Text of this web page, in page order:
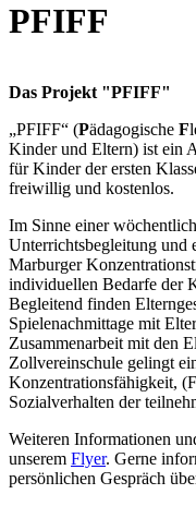
PFIFF
Das Projekt "PFIFF"
„PFIFF“ (Pädagogische F
Kinder und Eltern) ist ein
für Kinder der ersten
freiwillig und kostenlos.
Im Sinne einer
Unterrichtsbegleitung und
Marburger
individuellen Bedarfe der
Begleitend finden
Spielenachmittage mit
Zusammenarbeit mit den
Zollvereinschule gelingt
Konzentrationsfähigkeit,
Sozialverhalten der
Weiteren Informationen
unserem Flyer. Gerne
persönlichen Gespräch